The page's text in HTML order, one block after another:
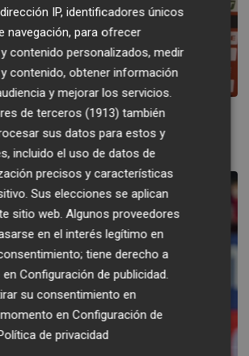
hecho autocrítica,
el ombligo”
IP, identificadores únicos
navegación, para ofrecer
contenido personalizados, medir
contenido, obtener información
y mejorar los servicios.
de terceros (1913) también
sus datos para estos y
incluido el uso de datos de
precisos y características
Sus elecciones se aplican
sitio web. Algunos proveedores
en el interés legítimo en
tiene derecho a
enConfiguración de publicidad
su consentimiento en
enConfiguración de
de privacidad